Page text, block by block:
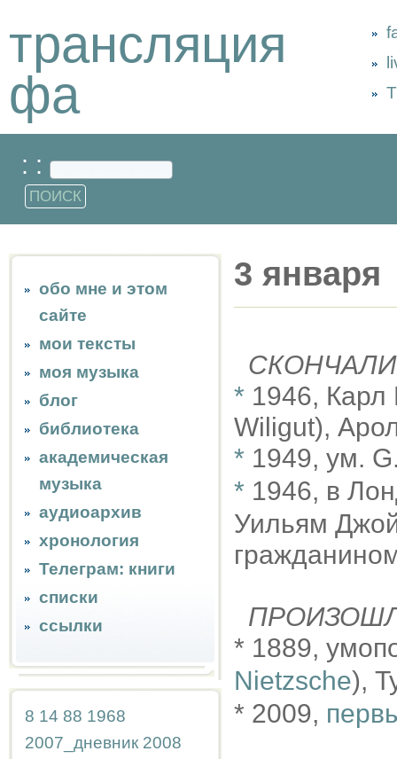
трансляция
фа
: :
обо мне и этом
сайте
мои тексты
моя музыка
блог
библиотека
академическая
музыка
аудиоархив
хронология
Телеграм: книги
списки
ссылки
8 14 88 1968
2007_дневник 2008
3 января
* 1946, Карл
Wiligut),
* 1949, ум.
* 1946, в
Уильям
* 1889,
Nietzsche),
* 2009,